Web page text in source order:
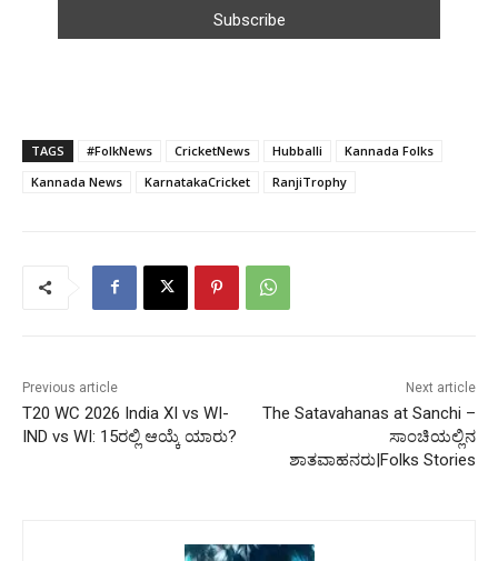
TAGS #FolkNews CricketNews Hubballi
Kannada Folks
Kannada News
KarnatakaCricket RanjiTrophy
Previous article
T20 WC 2026 India XI vs WI-
IND vs WI: 15ರಲ್ಲಿ ಆಯ್ಕೆ ಯಾರು?
Next article
The Satavahanas at Sanchi –
ಸಾಂಚಿಯಲ್ಲಿನ
ಶಾತವಾಹನರು|Folks Stories